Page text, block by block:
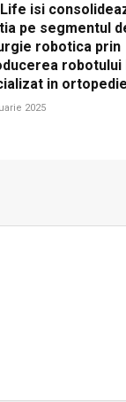
isi
pe segmentul
robotica prin
robotului
in ortopedie
2025